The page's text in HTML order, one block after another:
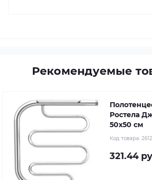
Рекомендуемые
Ростела
50x50 см
Код товара:
321.44